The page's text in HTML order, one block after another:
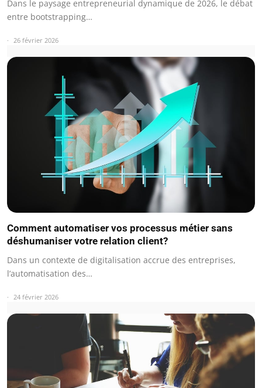
Dans le paysage entrepreneurial dynamique de 2026, le débat
entre bootstrapping…
26 février 2026
Comment automatiser vos processus métier sans
déshumaniser votre relation client?
Dans un contexte de digitalisation accrue des entreprises,
l’automatisation des…
24 février 2026